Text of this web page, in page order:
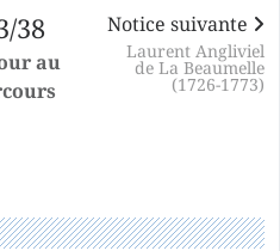
38
au
Notice suivante
Laurent Angliviel
de La Beaumelle
(1726-1773)